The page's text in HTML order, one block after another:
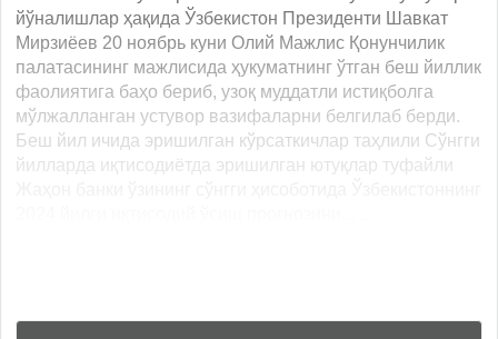
йўналишлар ҳақида Ўзбекистон Президенти Шавкат
Мирзиёев 20 ноябрь куни Олий Мажлис Қонунчилик
палатасининг мажлисида ҳукуматнинг ўтган беш йиллик
фаолиятига баҳо бериб, узоқ муддатли истиқболга
мўлжалланган устувор вазифаларни белгилаб берди.
Беш йил ичида эришилган кўрсаткичлар таҳлили Сўнгги
йилларда иқтисодиётда эришилган ютуқлар туфайли